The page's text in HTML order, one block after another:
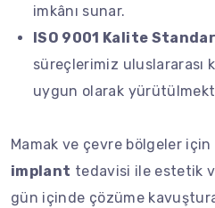
imkânı sunar.
ISO 9001 Kalite
süreçlerimiz uluslararası
uygun olarak
Mamak ve çevre bölgeler
implant tedavisi ile estetik
gün içinde çözüme